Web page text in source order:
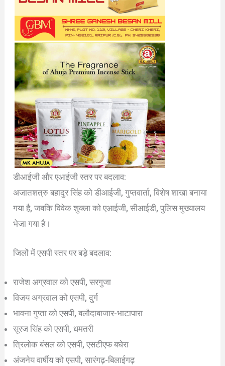
डीआईजी और एआईजी स्तर पर बदलाव:
अजातशत्रु बहादुर सिंह को डीआईजी, गुप्तवार्ता, विशेष शाखा बनाया
गया है, जबकि विवेक शुक्ला को एआईजी, सीआईडी, पुलिस मुख्यालय
भेजा गया है।
जिलों में एसपी स्तर पर बड़े बदलाव:
राजेश अग्रवाल को एसपी, सरगुजा
विजय अग्रवाल को एसपी, दुर्ग
भावना गुप्ता को एसपी, बलौदाबाजार-भाटापारा
सूरज सिंह को एसपी, धमतरी
त्रिलोक बंसल को एसपी, एसटीएफ बघेरा
अंजनेय वार्षीय को एसपी, सारंगढ़-बिलाईगढ़